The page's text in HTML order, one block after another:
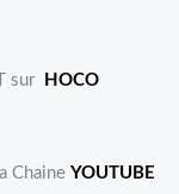
sur
HOCO
Chaine YOUTUBE